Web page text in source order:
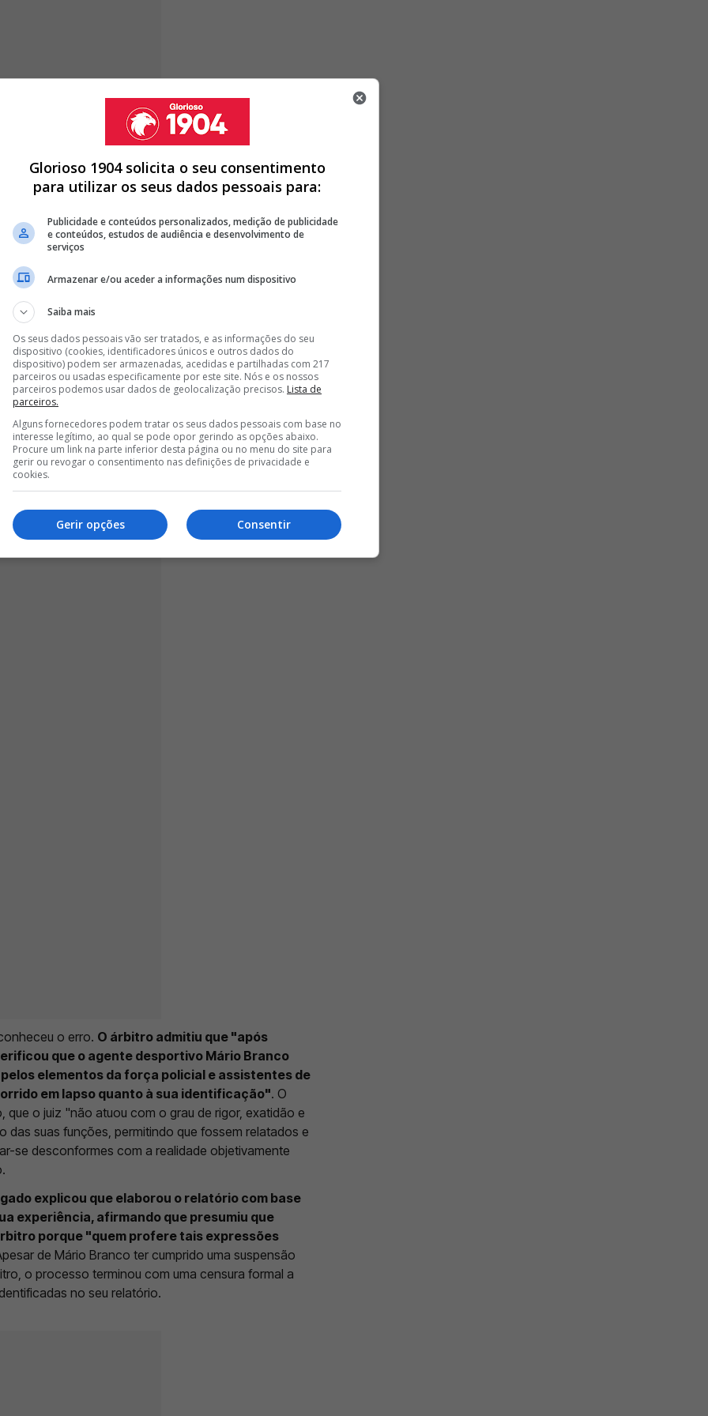
escreveu que Mário Branco o insultou com
filhos da p***!"** e acrescentou ainda que o
se fisicamente da equipa de arbitragem,
desportivo e pela polícia. A mesma versão foi
Liga, João Ledo.
E SUSPENSO POR CRÍTICAS À ARBITRAGEM NO
BENFICA SAIU DE FAMALICÃO COM 'AS ORELHAS A FERVER'
NA CARTEIRA DE RUI COSTA E NÃO SÓ
< >
o Conselho de Disciplina analisou as imagens do
de Famalicão e chegou a uma
que Mário Branco nunca se aproximou da
qualquer elemento policial ou assistente de recinto,
elaborado pelo árbitro.
o erro. O árbitro admitiu que "após
que o agente desportivo Mário Branco
elementos da força policial e assistentes de
em lapso quanto à sua identificação". O
que o juiz "não atuou com o grau de rigor, exatidão e
das suas funções, permitindo que fossem relatados e
se desconformes com a realidade objetivamente
explicou que elaborou o relatório com base
experiência, afirmando que presumiu que
porque "quem profere tais expressões
de Mário Branco ter cumprido uma suspensão
o processo terminou com uma censura formal a
no seu relatório.
Glorioso 1904 solicita o seu consentimento
para utilizar os seus dados pessoais para:
Publicidade e conteúdos personalizados, medição de publicidade
e conteúdos, estudos de audiência e desenvolvimento de
serviços
Armazenar e/ou aceder a informações num dispositivo
Saiba mais
Os seus dados pessoais vão ser tratados, e as informações do seu
dispositivo (cookies, identificadores únicos e outros dados do
dispositivo) podem ser armazenadas, acedidas e partilhadas com 217
parceiros ou usadas especificamente por este site. Nós e os nossos
parceiros podemos usar dados de geolocalização precisos. Lista de
parceiros.
Alguns fornecedores podem tratar os seus dados pessoais com base no
interesse legítimo, ao qual se pode opor gerindo as opções abaixo.
Procure um link na parte inferior desta página ou no menu do site para
gerir ou revogar o consentimento nas definições de privacidade e
cookies.
Consentir
Gerir opções